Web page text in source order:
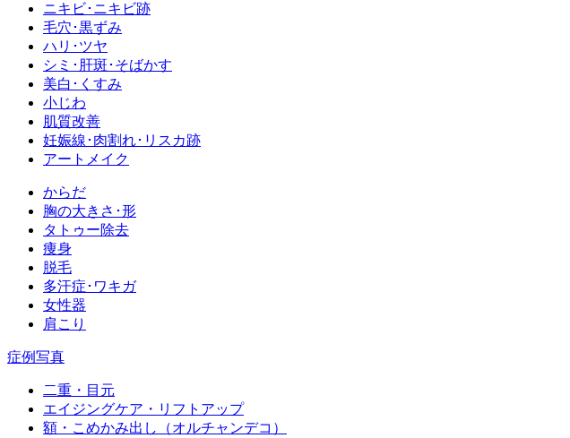
ニキビ･ニキビ跡
毛穴･黒ずみ
ハリ･ツヤ
シミ･肝斑･そばかす
美白･くすみ
小じわ
肌質改善
妊娠線･肉割れ･リスカ跡
アートメイク
からだ
胸の大きさ･形
タトゥー除去
痩身
脱毛
多汗症･ワキガ
女性器
肩こり
症例写真
二重・目元
エイジングケア・リフトアップ
額・こめかみ出し（オルチャンデコ）